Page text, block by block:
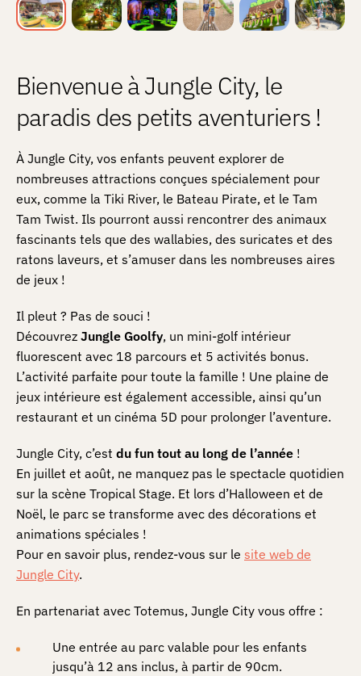
Bienvenue à Jungle City, le
paradis des petits aventuriers !
À Jungle City, vos enfants peuvent explorer de
nombreuses attractions conçues spécialement pour
eux, comme la Tiki River, le Bateau Pirate, et le Tam
Tam Twist. Ils pourront aussi rencontrer des animaux
fascinants tels que des wallabies, des suricates et des
ratons laveurs, et s’amuser dans les nombreuses aires
de jeux !
Il pleut ? Pas de souci !
Découvrez Jungle Goolfy, un mini-golf intérieur
fluorescent avec 18 parcours et 5 activités bonus.
L’activité parfaite pour toute la famille ! Une plaine de
jeux intérieure est également accessible, ainsi qu’un
restaurant et un cinéma 5D pour prolonger l’aventure.
Jungle City, c’est du fun tout au long de l’année !
En juillet et août, ne manquez pas le spectacle quotidien
sur la scène Tropical Stage. Et lors d’Halloween et de
Noël, le parc se transforme avec des décorations et
animations spéciales !
Pour en savoir plus, rendez-vous sur le site web de
Jungle City.
En partenariat avec Totemus, Jungle City vous offre :
Une entrée au parc valable pour les enfants
jusqu’à 12 ans inclus, à partir de 90cm.